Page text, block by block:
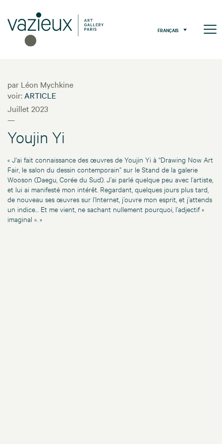
FRANÇAIS
par Léon Mychkine
voir: ARTICLE
Juillet 2023
—
Youjin Yi
« J‘ai fait connaissance des œuvres de Youjin Yi à “Drawing Now Art
Fair, le salon du dessin contemporain” sur le Stand de la galerie
Wooson (Daegu, Corée du Sud). J’ai parlé quelque peu avec l’artiste,
et lui ai manifesté mon intérêt. Regardant, quelques jours plus tard,
de nouveau ses œuvres sur l’Internet, j’ouvre mon esprit, et j’attends
un indice… Et me vient, ne sachant nullement pourquoi, l’adjectif «
imaginal ». »